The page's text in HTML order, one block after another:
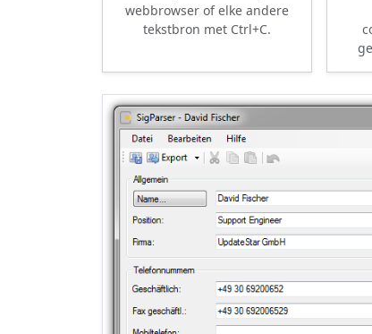
webbrowser of elke andere
tekstbron met Ctrl+C.